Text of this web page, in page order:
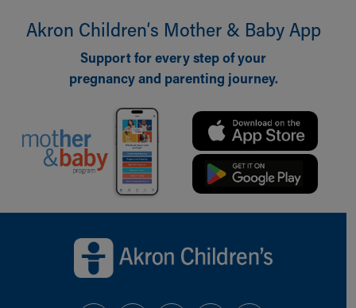
Akron Children‘s Mother & Baby App
Support for every step of your
pregnancy and parenting journey.